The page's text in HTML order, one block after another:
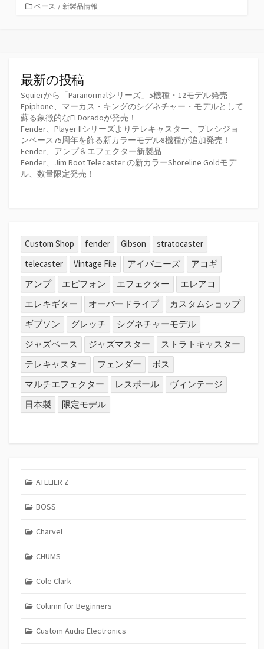
カベース / 新製品情報
最新の投稿
Squierから「Paranormalシリーズ」5機種・12モデル発売
Epiphone、マーカス・キングのシグネチャー・モデルとして
蘇る象徴的なEl Doradoが発売！
Fender、Player IIシリーズよりテレキャスター、プレシジョ
ンベース75周年を飾る新カラーモデル8機種が追加発売！
Fender、アンプ＆エフェクター新製品
Fender、Jim Root Telecaster の新カラーShoreline Goldモデ
ル、数量限定発売！
Custom Shop fender Gibson
stratocaster
telecaster
Vintage File アイバニーズ
アコギ
アンプ
エピフォン エフェクター
エレアコ
エレキギター
オーバードライブ
カスタムショップ
ギブソン
グレッチ
シグネチャーモデル
ジャズベース
ジャズマスター
ストラトキャスター
テレキャスター
フェンダー
ボス
マルチエフェクター
レスポール
ヴィンテージ
日本製
限定モデル
ATELIER Z
BOSS
Charvel
CHUMS
Cole Clark
Column for Beginners
Custom Audio Electronics